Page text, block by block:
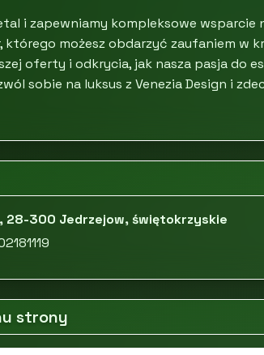
i zapewniamy kompleksowe
możesz obdarzyć zaufaniem w
oferty i odkrycia, jak nasza pasja do
sobie na luksus z Venezia Design i
28-300 Jedrzejow, świętokrzyskie
strony